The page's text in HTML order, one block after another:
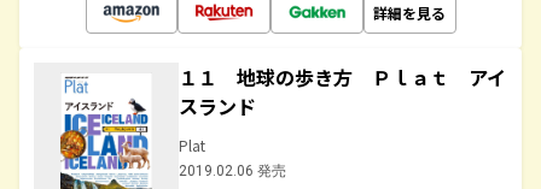
詳細を見る
１１ 地球の歩き方 Ｐｌａｔ アイ
スランド
Plat
2019.02.06 発売